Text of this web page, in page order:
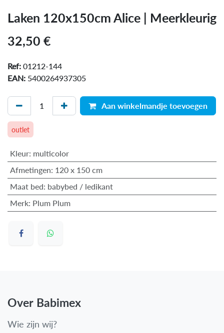
Laken 120x150cm Alice | Meerkleurig
32,50 €
Ref: 01212-144
EAN: 5400264937305
Aan winkelmandje toevoegen
outlet
Kleur: multicolor
Afmetingen: 120 x 150 cm
Maat bed: babybed / ledikant
Merk: Plum Plum
Over Babimex
Wie zijn wij?